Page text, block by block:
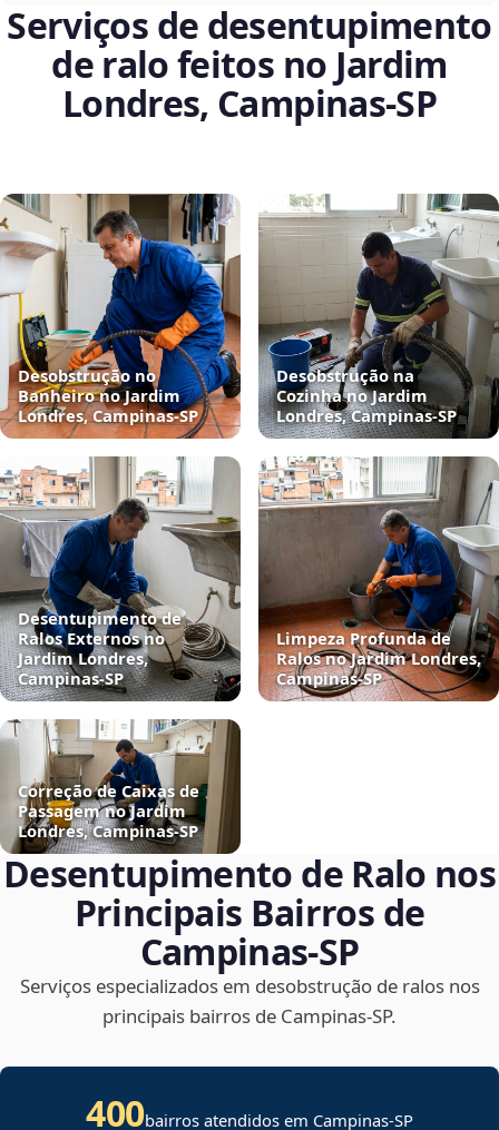
Serviços de desentupimento
de ralo feitos no Jardim
Londres, Campinas‑SP
Desobstrução no
Banheiro no Jardim
Londres, Campinas‑SP
Desobstrução na
Cozinha no Jardim
Londres, Campinas‑SP
Desentupimento de
Ralos Externos no
Jardim Londres,
Campinas‑SP
Limpeza Profunda de
Ralos no Jardim Londres,
Campinas‑SP
Correção de Caixas de
Passagem no Jardim
Londres, Campinas‑SP
Desentupimento de Ralo nos
Principais Bairros de
Campinas‑SP
Serviços especializados em desobstrução de ralos nos
principais bairros de Campinas‑SP.
400bairros atendidos em Campinas-SP